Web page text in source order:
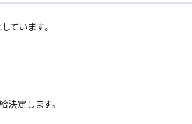
ています。
定します。